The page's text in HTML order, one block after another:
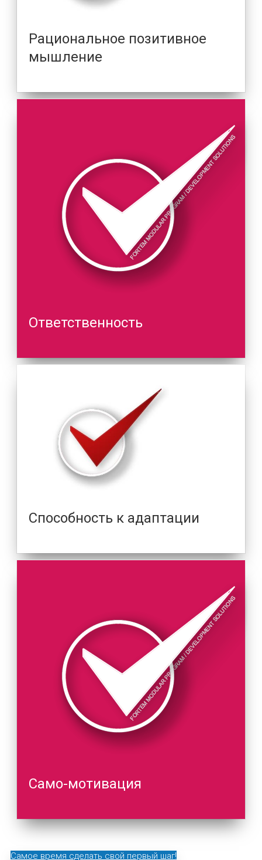
Рациональное позитивное
мышление
Ответственность
Способность к адаптации
Само-мотивация
Самое время сделать свой первый шаг!